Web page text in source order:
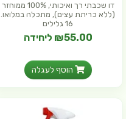
דו שכבתי רך ואיכותי, 100% ממוחזר
(ללא כריתת עצים), מתכלה במלואו.
16 גלילים
₪55.00 ליחידה
הוסף לעגלה